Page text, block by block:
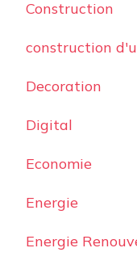
Construction
construction
Decoration
Digital
Economie
Energie
Energie